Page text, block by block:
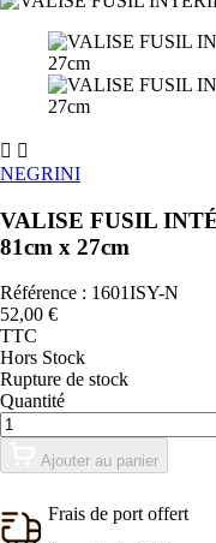
 
NEGRINI
VALISE FUSIL
81cm x 27cm
Référence : 1601ISY-N
52,00 €
TTC
Hors Stock
Rupture de stock
Quantité
Ajouter au panier
Frais de port offert